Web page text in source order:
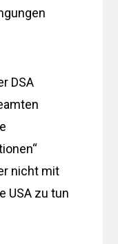
DSA
nicht mit
USA zu tun